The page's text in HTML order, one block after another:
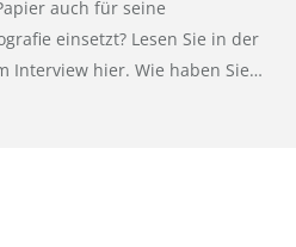
auch für seine
einsetzt? Lesen Sie in der
Interview hier. Wie haben Sie…